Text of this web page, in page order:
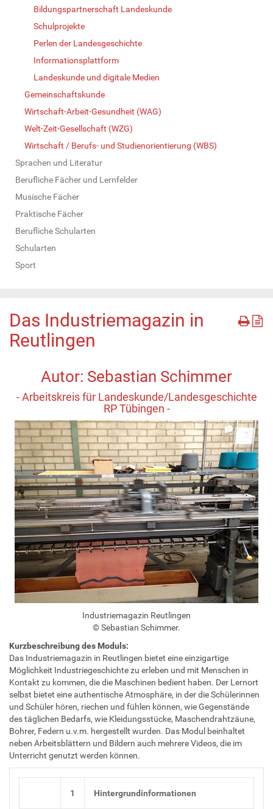
Bildungspartnerschaft Landeskunde
Schulprojekte
Perlen der Landesgeschichte
Informationsplattform
Landeskunde und digitale Medien
Gemeinschaftskunde
Wirtschaft-Arbeit-Gesundheit (WAG)
Welt-Zeit-Gesellschaft (WZG)
Wirtschaft / Berufs- und Studienorientierung (WBS)
Sprachen und Literatur
Berufliche Fächer und Lernfelder
Musische Fächer
Praktische Fächer
Berufliche Schularten
Schularten
Sport
Das Industriemagazin in
Reutlingen
Autor: Sebastian Schimmer
- Arbeitskreis für Landeskunde/Landesgeschichte
RP Tübingen -
Industriemagazin Reutlingen
© Sebastian Schimmer.
Kurzbeschreibung des Moduls:
Das Industriemagazin in Reutlingen bietet eine einzigartige
Möglichkeit Industriegeschichte zu erleben und mit Menschen in
Kontakt zu kommen, die die Maschinen bedient haben. Der Lernort
selbst bietet eine authentische Atmosphäre, in der die Schülerinnen
und Schüler hören, riechen und fühlen können, wie Gegenstände
des täglichen Bedarfs, wie Kleidungsstücke, Maschendrahtzäune,
Bohrer, Federn u.v.m. hergestellt wurden. Das Modul beinhaltet
neben Arbeitsblättern und Bildern auch mehrere Videos, die im
Unterricht genutzt werden können.
1 Hintergrundinformationen